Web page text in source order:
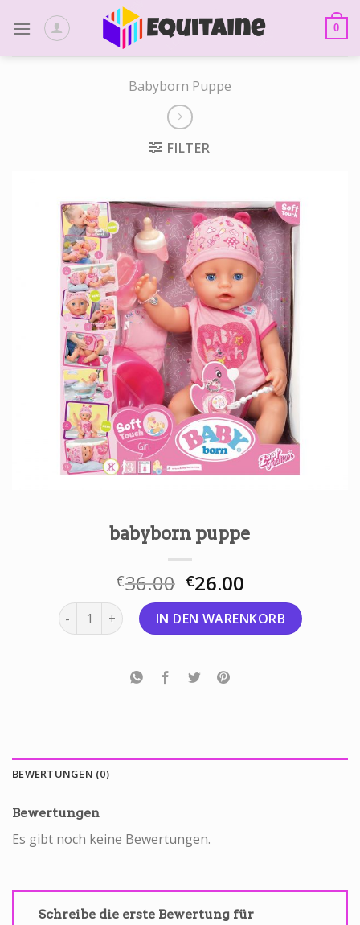
0
Babyborn Puppe
FILTER
babyborn puppe
€36.00 €26.00
babyborn puppe MengeIN DEN WARENKORB
BEWERTUNGEN (0)
Bewertungen
Es gibt noch keine Bewertungen.
Schreibe die erste Bewertung für